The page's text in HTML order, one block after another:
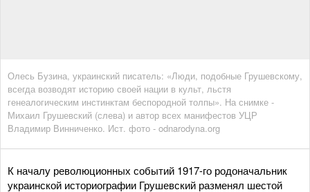
Олесь Бузина, украинский писатель: «Люди, подобные Грушевскому,
всегда возводят историю своей нации в культ, льстя
генеалогическим инстинктам беспородной толпы». На снимке -
Михаил Грушевский (слева) и автор всех манифестов УЦР
Владимир Винниченко. Ист. фото - odnarodyna.org
К началу революционных событий 1917-го родоначальник
украинской историографии Грушевский разменял шестой